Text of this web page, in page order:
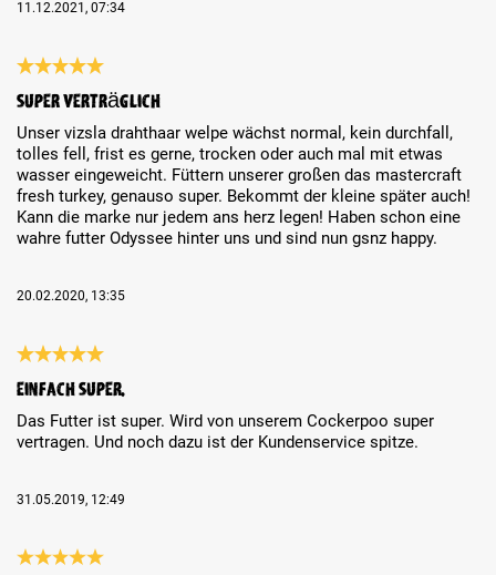
11.12.2021, 07:34
Super verträglich
Unser vizsla drahthaar welpe wächst normal, kein durchfall,
tolles fell, frist es gerne, trocken oder auch mal mit etwas
wasser eingeweicht. Füttern unserer großen das mastercraft
fresh turkey, genauso super. Bekommt der kleine später auch!
Kann die marke nur jedem ans herz legen! Haben schon eine
wahre futter Odyssee hinter uns und sind nun gsnz happy.
20.02.2020, 13:35
Einfach super.
Das Futter ist super. Wird von unserem Cockerpoo super
vertragen. Und noch dazu ist der Kundenservice spitze.
31.05.2019, 12:49